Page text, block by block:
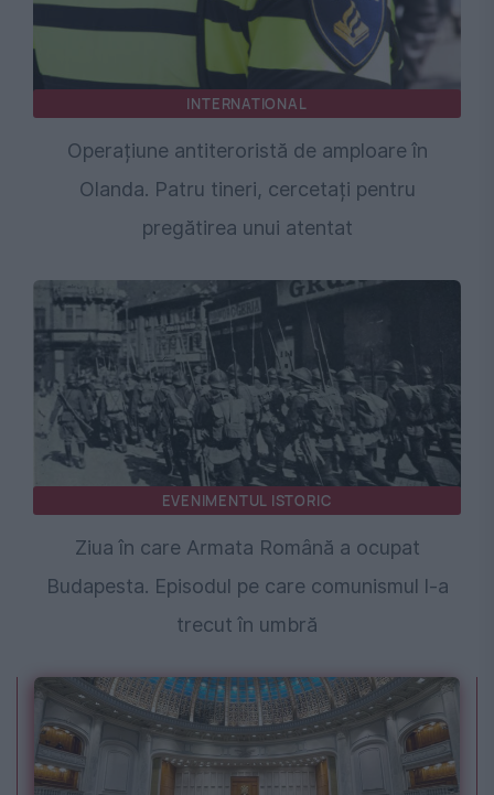
INTERNATIONAL
Operațiune antiteroristă de amploare în
Olanda. Patru tineri, cercetați pentru
pregătirea unui atentat
EVENIMENTUL ISTORIC
Ziua în care Armata Română a ocupat
Budapesta. Episodul pe care comunismul l-a
trecut în umbră